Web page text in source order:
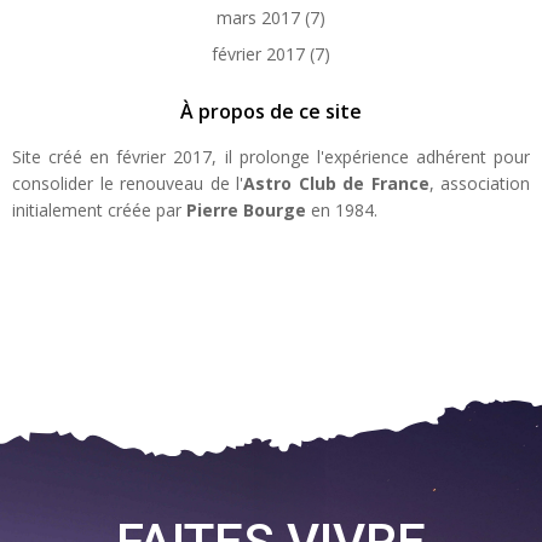
mars 2017 (7)
février 2017 (7)
À propos de ce site
Site créé en février 2017, il prolonge l'expérience adhérent pour
consolider le renouveau de l'Astro Club de France, association
initialement créée par Pierre Bourge en 1984.